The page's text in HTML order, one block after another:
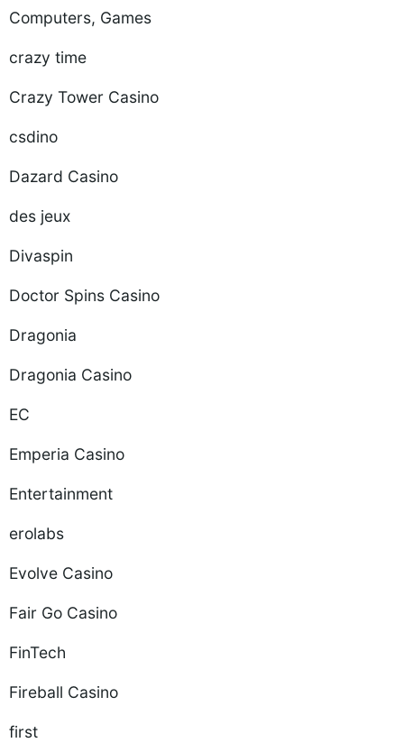
Computers, Games
crazy time
Crazy Tower Сasino
csdino
Dazard Casino
des jeux
Divaspin
Doctor Spins Casino
Dragonia
Dragonia Casino
EC
Emperia Casino
Entertainment
erolabs
Evolve Casino
Fair Go Casino
FinTech
Fireball Casino
first